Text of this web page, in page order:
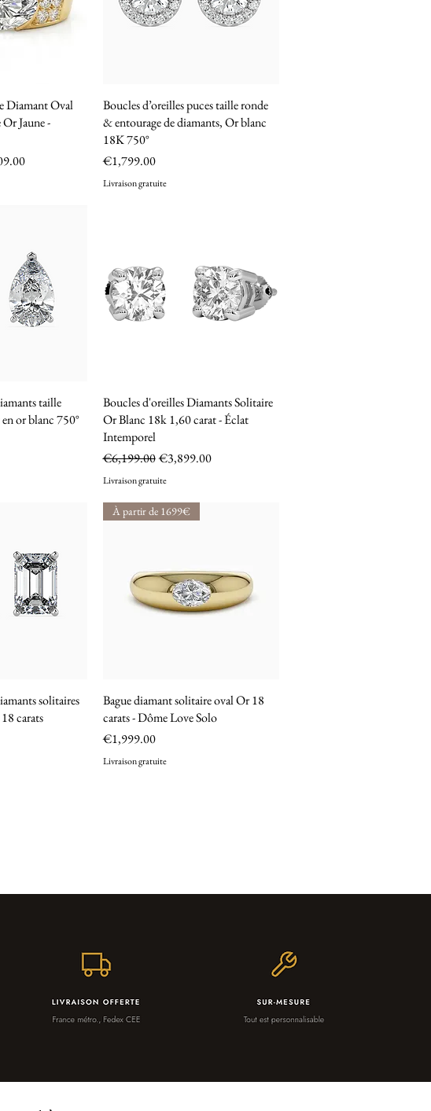
Diamant Oval
Jaune -
Quick View
Boucles d’oreilles puces taille ronde
& entourage de diamants, Or blanc
18K 750°
Price
€1,799.00
Livraison gratuite
taille
or blanc 750°
Quick View
Boucles d'oreilles Diamants Solitaire
Or Blanc 18k 1,60 carat - Éclat
Intemporel
Regular Price
€6,199.00Sale Price
€3,899.00
Livraison gratuite
solitaires
carats
Quick View
À partir de 1699€
Bague diamant solitaire oval Or 18
carats - Dôme Love Solo
Price
€1,999.00
Livraison gratuite